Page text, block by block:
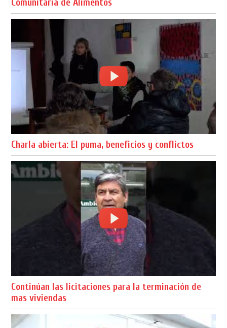
Comunitaria de Alimentos
Charla abierta: El puma, beneficios y conflictos
Continúan las licitaciones para la terminación de
mas viviendas